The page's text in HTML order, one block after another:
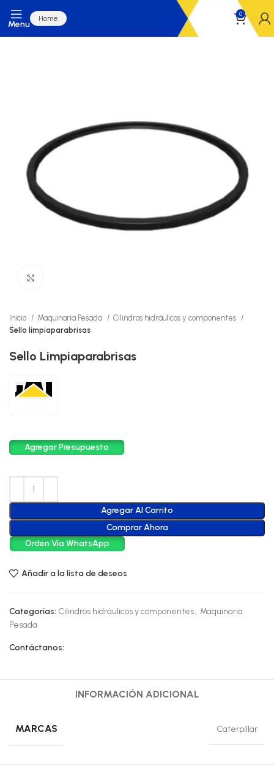
Menu
Home
0
Inicio Maquinaria Pesada
Cilindros hidráulicos y componentes
Sello limpiaparabrisas
Sello Limpiaparabrisas
Agregar Presupuesto
Agregar Al Carrito
Comprar Ahora
Orden Vía WhatsApp
Añadir a la lista de deseos
Categorías: Cilindros hidráulicos y componentes, Maquinaria
Pesada
Contáctanos:
INFORMACIÓN ADICIONAL
MARCAS Caterpillar